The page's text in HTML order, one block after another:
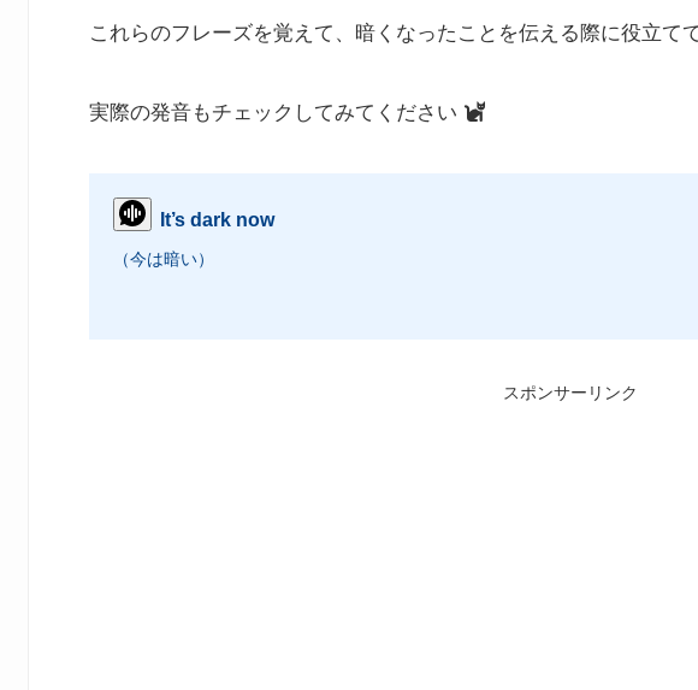
これらのフレーズを覚えて、暗くなったことを伝える際に役立て
実際の発音もチェックしてみてください
It’s dark now
（今は暗い）
スポンサーリンク